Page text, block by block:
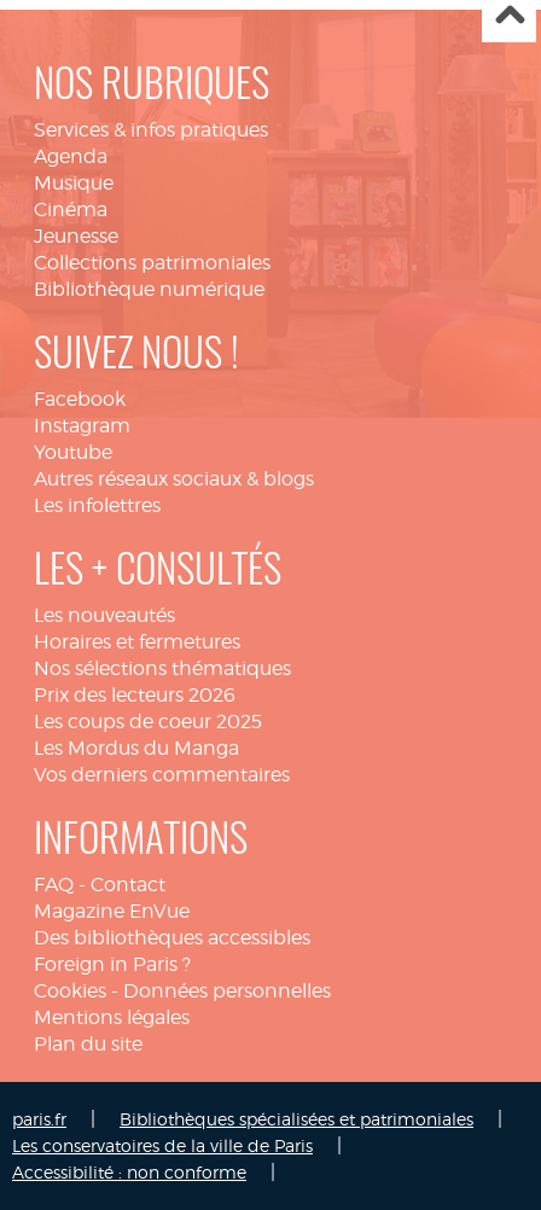
NOS RUBRIQUES
Services & infos pratiques
Agenda
Musique
Cinéma
Jeunesse
Collections patrimoniales
Bibliothèque numérique
SUIVEZ NOUS !
Facebook
Instagram
Youtube
Autres réseaux sociaux & blogs
Les infolettres
LES + CONSULTÉS
Les nouveautés
Horaires et fermetures
Nos sélections thématiques
Prix des lecteurs 2026
Les coups de coeur 2025
Les Mordus du Manga
Vos derniers commentaires
INFORMATIONS
FAQ - Contact
Magazine EnVue
Des bibliothèques accessibles
Foreign in Paris ?
Cookies - Données personnelles
Mentions légales
Plan du site
paris.fr Bibliothèques spécialisées et patrimoniales
Les conservatoires de la ville de Paris
Accessibilité : non conforme